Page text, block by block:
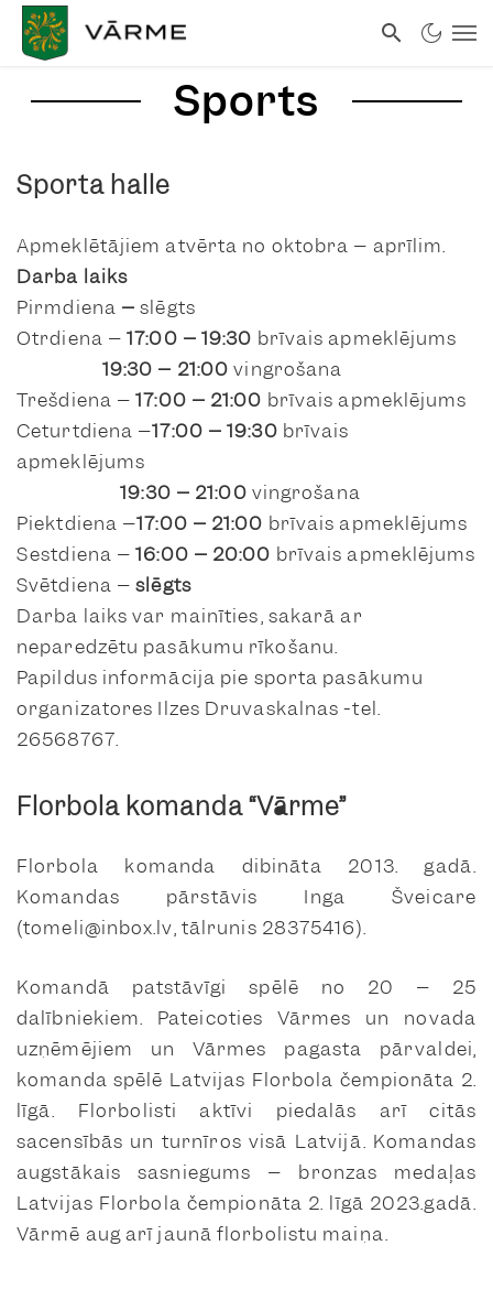
Sports
Sporta halle
Apmeklētājiem atvērta no oktobra – aprīlim.
Darba laiks
Pirmdiena –slēgts
Otrdiena –17:00 – 19:30 brīvais apmeklējums
19:30 – 21:00 vingrošana
Trešdiena –17:00 – 21:00 brīvais apmeklējums
Ceturtdiena –17:00 – 19:30 brīvais
apmeklējums
19:30 – 21:00 vingrošana
Piektdiena –17:00 – 21:00 brīvais apmeklējums
Sestdiena –16:00 – 20:00 brīvais apmeklējums
Svētdiena – slēgts
Darba laiks var mainīties, sakarā ar
neparedzētu pasākumu rīkošanu.
Papildus informācija pie sporta pasākumu
organizatores Ilzes Druvaskalnas -tel.
26568767.
Florbola komanda “Vārme”
Florbola komanda dibināta 2013. gadā.
Komandas pārstāvis Inga Šveicare
(tomeli@inbox.lv, tālrunis 28375416).
Komandā patstāvīgi spēlē no 20 – 25
dalībniekiem. Pateicoties Vārmes un novada
uzņēmējiem un Vārmes pagasta pārvaldei,
komanda spēlē Latvijas Florbola čempionāta 2.
līgā. Florbolisti aktīvi piedalās arī citās
sacensībās un turnīros visā Latvijā. Komandas
augstākais sasniegums – bronzas medaļas
Latvijas Florbola čempionāta 2. līgā 2023.gadā.
Vārmē aug arī jaunā florbolistu maiņa.